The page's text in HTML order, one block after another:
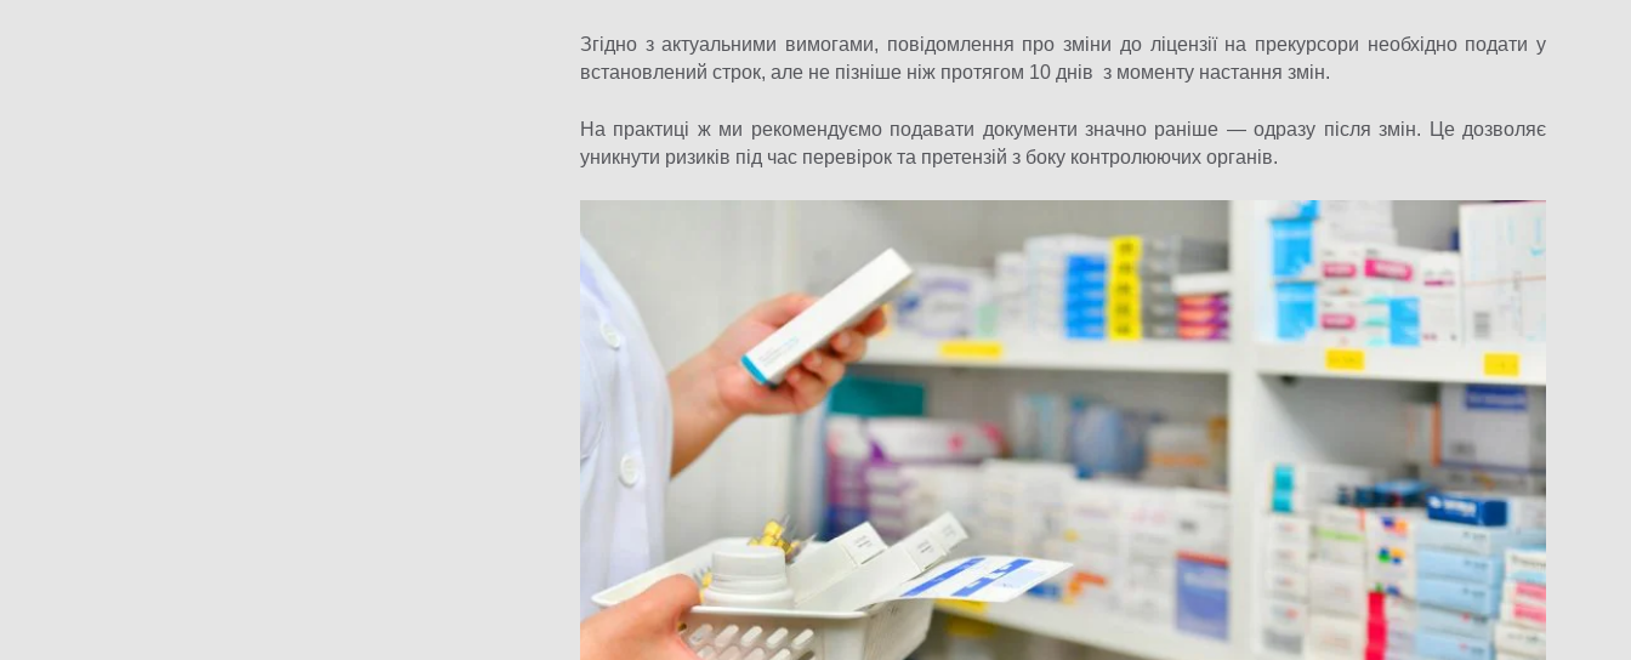
Згідно з актуальними вимогами, повідомлення про зміни до ліцензії на прекурсори необхідно подати у
встановлений строк, але не пізніше ніж протягом 10 днів з моменту настання змін.
На практиці ж ми рекомендуємо подавати документи значно раніше — одразу після змін. Це дозволяє
уникнути ризиків під час перевірок та претензій з боку контролюючих органів.